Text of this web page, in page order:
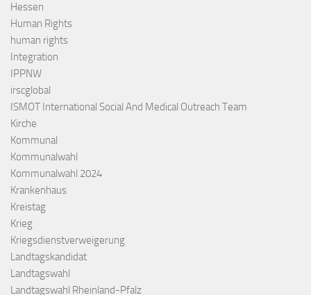
Hessen
Human Rights
human rights
Integration
IPPNW
irscglobal
ISMOT International Social And Medical Outreach Team
Kirche
Kommunal
Kommunalwahl
Kommunalwahl 2024
Krankenhaus
Kreistag
Krieg
Kriegsdienstverweigerung
Landtagskandidat
Landtagswahl
Landtagswahl Rheinland-Pfalz